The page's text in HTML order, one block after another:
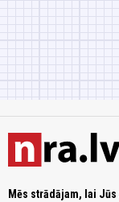
Mēs strādājam, lai